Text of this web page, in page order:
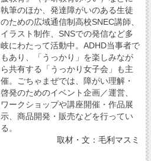
執筆のほか、発達障がいのある生徒
のための広域通信制高校SNEC講師、
イラスト制作、SNSでの発信など多
岐にわたって活動中。ADHD当事者で
もあり、「うっかり」を楽しみなが
ら共有する「うっかり女子会」も主
催。ごちゃまぜでは、障がい理解・
啓発のためのイベント企画／運営、
ワークショップや講座開催・作品展
示、商品開発・販売などを行ってい
る。
取材・文：毛利マスミ